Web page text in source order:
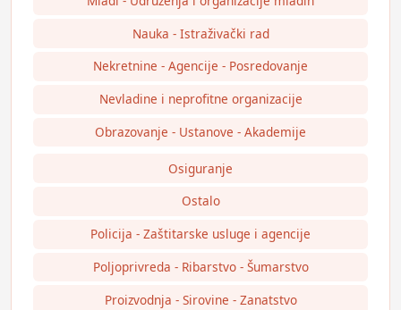
Nauka - Istraživački rad
Nekretnine - Agencije - Posredovanje
Nevladine i neprofitne organizacije
Obrazovanje - Ustanove - Akademije
Osiguranje
Ostalo
Policija - Zaštitarske usluge i agencije
Poljoprivreda - Ribarstvo - Šumarstvo
Proizvodnja - Sirovine - Zanatstvo